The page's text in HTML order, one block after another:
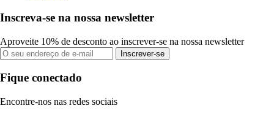
Inscreva-se na nossa newsletter
Aproveite 10% de desconto ao inscrever-se na nossa newsletter
Inscrever-se
Fique conectado
Encontre-nos nas redes sociais